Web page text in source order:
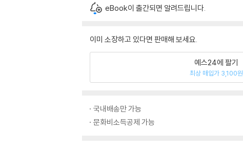
eBook이 출간되면 알려드립니다.
이미 소장하고 있다면 판매해 보세요.
예스24에 팔기
최상 매입가 3,100원
국내배송만 가능
문화비소득공제 가능